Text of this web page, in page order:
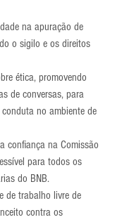
na apuração de
o sigilo e os direitos
ética, promovendo
de conversas, para
no ambiente de
confiança na Comissão
para todos os
do BNB.
de trabalho livre de
contra os